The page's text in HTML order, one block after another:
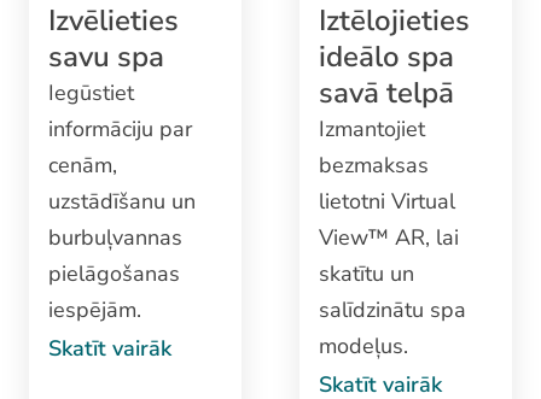
Izvēlieties
savu spa
Iegūstiet
informāciju par
cenām,
uzstādīšanu un
burbuļvannas
pielāgošanas
iespējām.
Skatīt vairāk
Iztēlojieties
ideālo spa
savā telpā
Izmantojiet
bezmaksas
lietotni Virtual
View™ AR, lai
skatītu un
salīdzinātu spa
modeļus.
Skatīt vairāk